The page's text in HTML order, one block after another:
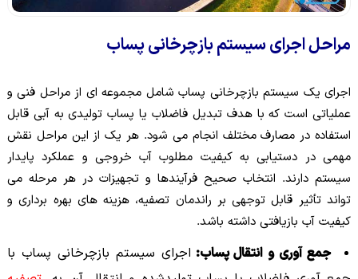
مراحل اجرای سیستم بازچرخانی پساب
اجرای یک سیستم بازچرخانی پساب شامل مجموعه ای از مراحل فنی و
عملیاتی است که با هدف تبدیل فاضلاب یا پساب تولیدی به آبی قابل
استفاده در مصارف مختلف انجام می شود. هر یک از این مراحل نقش
مهمی در دستیابی به کیفیت مطلوب آب خروجی و عملکرد پایدار
سیستم دارند. انتخاب صحیح فرآیندها و تجهیزات در هر مرحله می
تواند تأثیر قابل توجهی بر راندمان تصفیه، هزینه های بهره برداری و
کیفیت آب بازیافتی داشته باشد.
جمع آوری و انتقال پساب: اجرای سیستم بازچرخانی پساب با